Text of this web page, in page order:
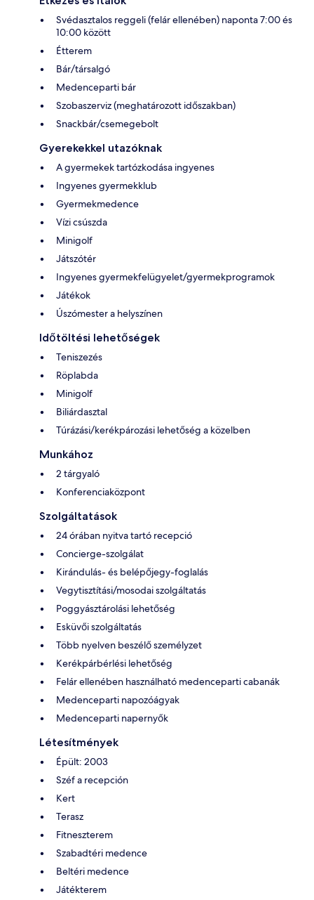
Svédasztalos reggeli (felár ellenében) naponta 7:00 és
10:00 között
Étterem
Bár/társalgó
Medenceparti bár
Szobaszerviz (meghatározott időszakban)
Snackbár/csemegebolt
Gyerekekkel utazóknak
A gyermekek tartózkodása ingyenes
Ingyenes gyermekklub
Gyermekmedence
Vízi csúszda
Minigolf
Játszótér
Ingyenes gyermekfelügyelet/gyermekprogramok
Játékok
Úszómester a helyszínen
Időtöltési lehetőségek
Teniszezés
Röplabda
Minigolf
Biliárdasztal
Túrázási/kerékpározási lehetőség a közelben
Munkához
2 tárgyaló
Konferenciaközpont
Szolgáltatások
24 órában nyitva tartó recepció
Concierge-szolgálat
Kirándulás- és belépőjegy-foglalás
Vegytisztítási/mosodai szolgáltatás
Poggyásztárolási lehetőség
Esküvői szolgáltatás
Több nyelven beszélő személyzet
Kerékpárbérlési lehetőség
Felár ellenében használható medenceparti cabanák
Medenceparti napozóágyak
Medenceparti napernyők
Létesítmények
Épült: 2003
Széf a recepción
Kert
Terasz
Fitneszterem
Szabadtéri medence
Beltéri medence
Játékterem